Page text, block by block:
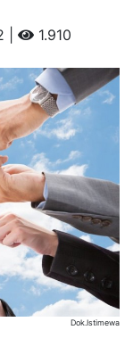
| 1.910
Dok.Istimewa